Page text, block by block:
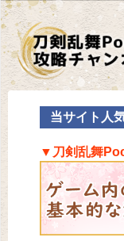
当サイト人
▼刀剣乱舞